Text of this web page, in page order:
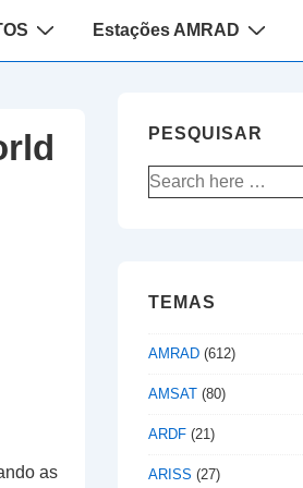
Estações AMRAD
as
PESQUISAR
Pesquisar
por:
TEMAS
AMRAD (612)
AMSAT (80)
ARDF (21)
ARISS (27)